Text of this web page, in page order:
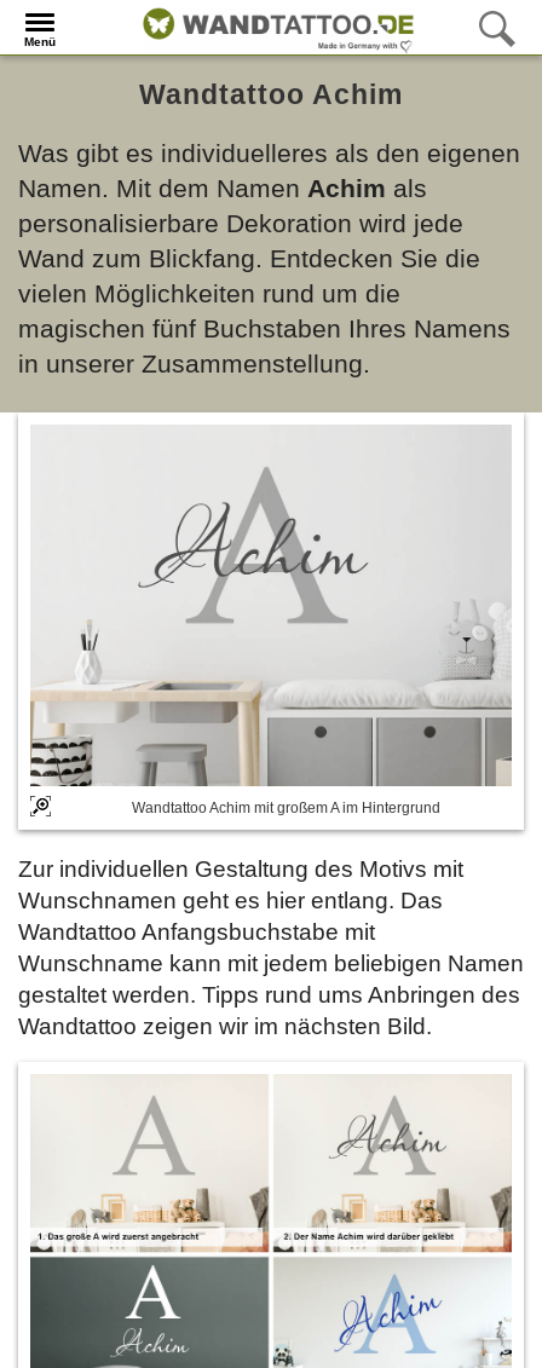
Menü
Wandtattoo Achim
Was gibt es individuelleres als den eigenen
Namen. Mit dem Namen Achim als
personalisierbare Dekoration wird jede
Wand zum Blickfang. Entdecken Sie die
vielen Möglichkeiten rund um die
magischen fünf Buchstaben Ihres Namens
in unserer Zusammenstellung.
Wandtattoo Achim mit großem A im Hintergrund
Zur individuellen Gestaltung des Motivs mit
Wunschnamen geht es hier entlang. Das
Wandtattoo Anfangsbuchstabe mit
Wunschname kann mit jedem beliebigen Namen
gestaltet werden. Tipps rund ums Anbringen des
Wandtattoo zeigen wir im nächsten Bild.